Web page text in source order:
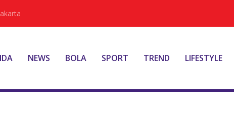
NEWS BOLA SPORT TREND LIFESTYLE